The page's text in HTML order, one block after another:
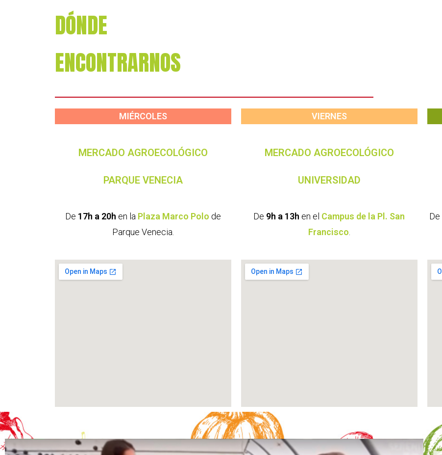
DÓNDE
ENCONTRARNOS
MIÉRCOLES
MERCADO AGROECOLÓGICO
PARQUE VENECIA
De 17h a 20h en la Plaza Marco Polo de
Parque Venecia.
VIERNES
MERCADO AGROECOLÓGICO
UNIVERSIDAD
De 9h a 13h en el Campus de la Pl. San
Francisco
De